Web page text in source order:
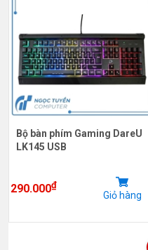
Bộ bàn phím Gaming DareU
LK145 USB
290.000₫
Giỏ hàng